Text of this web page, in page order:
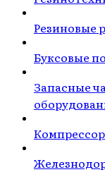
Резиновые
Буксовые
Запасные